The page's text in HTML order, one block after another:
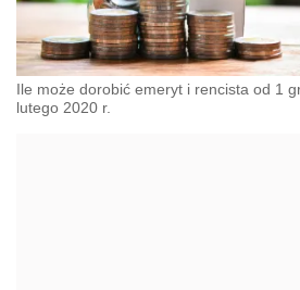
Ile może dorobić emeryt i rencista od 1
lutego 2020 r.